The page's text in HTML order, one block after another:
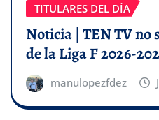
TITULARES DEL DÍA
Noticia | TEN TV no
de la Liga F 2026-
manulopezfdez